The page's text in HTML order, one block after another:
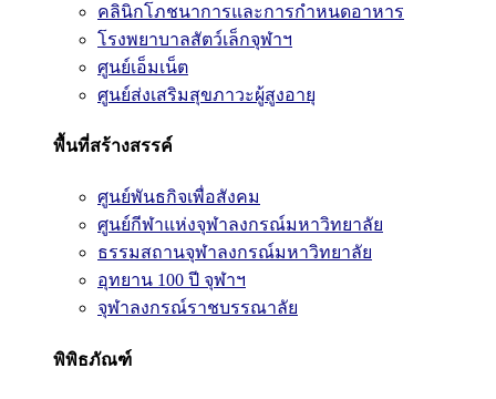
คลินิกโภชนาการและการกำหนดอาหาร
โรงพยาบาลสัตว์เล็กจุฬาฯ
ศูนย์เอ็มเน็ต
ศูนย์ส่งเสริมสุขภาวะผู้สูงอายุ
พื้นที่สร้างสรรค์
ศูนย์พันธกิจเพื่อสังคม
ศูนย์กีฬาแห่งจุฬาลงกรณ์มหาวิทยาลัย
ธรรมสถานจุฬาลงกรณ์มหาวิทยาลัย
อุทยาน 100 ปี จุฬาฯ
จุฬาลงกรณ์ราชบรรณาลัย
พิพิธภัณฑ์